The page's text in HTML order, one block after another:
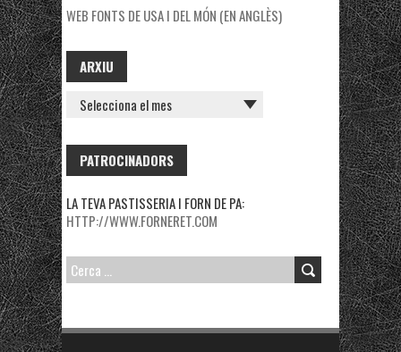
WEB FONTS DE USA I DEL MÓN (EN ANGLÈS)
ARXIU
ARXIU
PATROCINADORS
LA TEVA PASTISSERIA I FORN DE PA:
HTTP://WWW.FORNERET.COM
CERCA: